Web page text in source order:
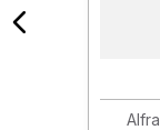
Alfra